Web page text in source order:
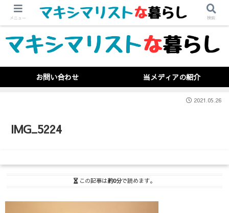
お問い合わせ 当メディアの紹介
IMG_5224
2021.05.26
この記事は約0分で読めます。
メニュー 検索